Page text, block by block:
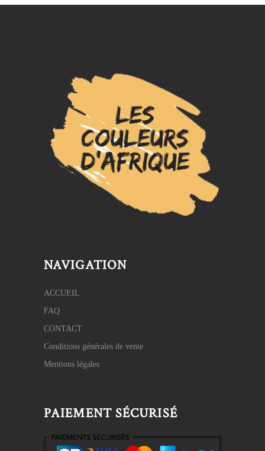
NAVIGATION
ACCUEIL
FAQ
CONTACT
Conditions générales de vente
Mentions légales
PAIEMENT SÉCURISÉ